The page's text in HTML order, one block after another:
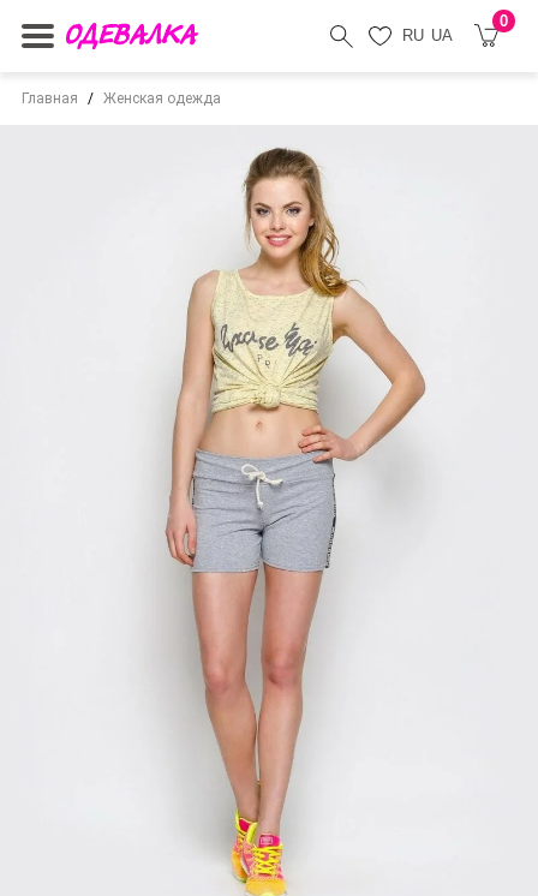
RU UA
0
Главная Женская одежда